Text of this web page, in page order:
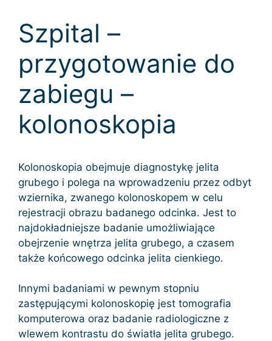
Szpital –
przygotowanie do
zabiegu –
kolonoskopia
Kolonoskopia obejmuje diagnostykę jelita
grubego i polega na wprowadzeniu przez odbyt
wziernika, zwanego kolonoskopem w celu
rejestracji obrazu badanego odcinka. Jest to
najdokładniejsze badanie umożliwiające
obejrzenie wnętrza jelita grubego, a czasem
także końcowego odcinka jelita cienkiego.
Innymi badaniami w pewnym stopniu
zastępującymi kolonoskopię jest tomografia
komputerowa oraz badanie radiologiczne z
wlewem kontrastu do światła jelita grubego.